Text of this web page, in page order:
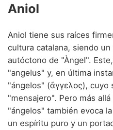
Aniol
Aniol tiene sus raíces
cultura catalana, siendo
autóctono de "Àngel".
"angelus" y, en última
"ángelos" (ἄγγελος), cuyo
"mensajero". Pero más
"ángelos" también evoca
un espíritu puro y un